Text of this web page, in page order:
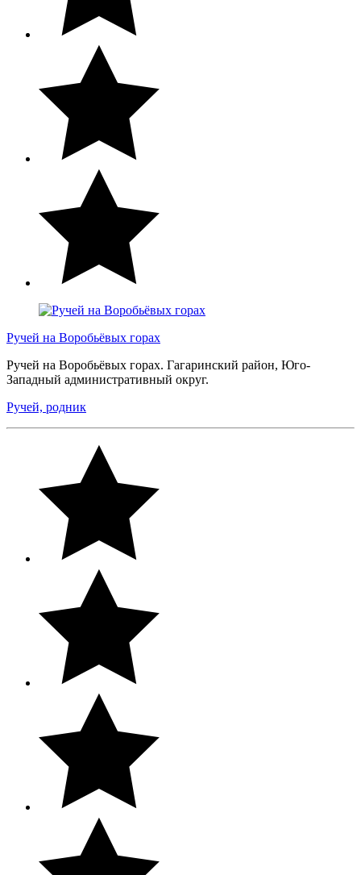
Ручей на Воробьёвых горах
Ручей на Воробьёвых горах. Гагаринский район, Юго-
Западный административный округ.
Ручей, родник